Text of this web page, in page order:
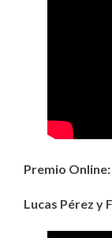
Premio Online:
Lucas Pérez y